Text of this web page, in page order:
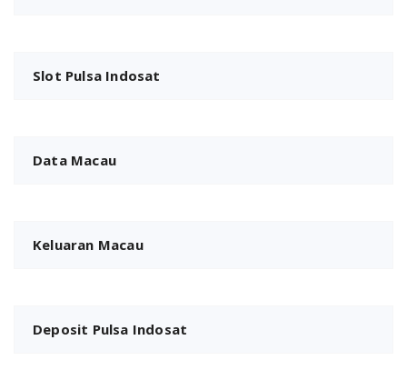
Slot Pulsa Indosat
Data Macau
Keluaran Macau
Deposit Pulsa Indosat